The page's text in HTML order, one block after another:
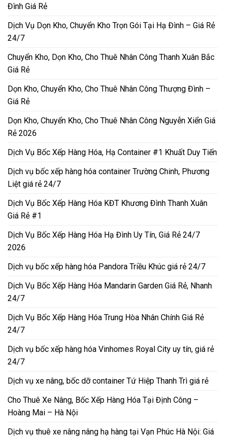
Đình Giá Rẻ
Dịch Vụ Dọn Kho, Chuyển Kho Trọn Gói Tại Hạ Đình – Giá Rẻ
24/7
Chuyển Kho, Dọn Kho, Cho Thuê Nhân Công Thanh Xuân Bắc
Giá Rẻ
Dọn Kho, Chuyển Kho, Cho Thuê Nhân Công Thượng Đình –
Giá Rẻ
Dọn Kho, Chuyển Kho, Cho Thuê Nhân Công Nguyễn Xiển Giá
Rẻ 2026
Dịch Vụ Bốc Xếp Hàng Hóa, Hạ Container #1 Khuất Duy Tiến
Dịch vụ bốc xếp hàng hóa container Trường Chinh, Phương
Liệt giá rẻ 24/7
Dịch Vụ Bốc Xếp Hàng Hóa KĐT Khương Đình Thanh Xuân
Giá Rẻ #1
Dịch Vụ Bốc Xếp Hàng Hóa Hạ Đình Uy Tín, Giá Rẻ 24/7
2026
Dịch vụ bốc xếp hàng hóa Pandora Triều Khúc giá rẻ 24/7
Dịch Vụ Bốc Xếp Hàng Hóa Mandarin Garden Giá Rẻ, Nhanh
24/7
Dịch Vụ Bốc Xếp Hàng Hóa Trung Hòa Nhân Chính Giá Rẻ
24/7
Dịch vụ bốc xếp hàng hóa Vinhomes Royal City uy tín, giá rẻ
24/7
Dịch vụ xe nâng, bốc dỡ container Tứ Hiệp Thanh Trì giá rẻ
Cho Thuê Xe Nâng, Bốc Xếp Hàng Hóa Tại Định Công –
Hoàng Mai – Hà Nội
Dịch vụ thuê xe nâng nâng hạ hàng tại Vạn Phúc Hà Nội: Giá